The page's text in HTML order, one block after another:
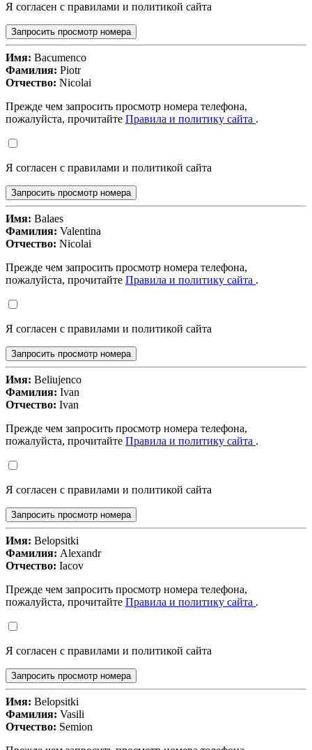
Я согласен с правилами и политикой сайта
Запросить просмотр номера
Имя: Bacumenco
Фамилия: Piotr
Отчество: Nicolai
Прежде чем запросить просмотр номера телефона,
пожалуйста, прочитайте Правила и политику сайта .
Я согласен с правилами и политикой сайта
Запросить просмотр номера
Имя: Balaes
Фамилия: Valentina
Отчество: Nicolai
Прежде чем запросить просмотр номера телефона,
пожалуйста, прочитайте Правила и политику сайта .
Я согласен с правилами и политикой сайта
Запросить просмотр номера
Имя: Beliujenco
Фамилия: Ivan
Отчество: Ivan
Прежде чем запросить просмотр номера телефона,
пожалуйста, прочитайте Правила и политику сайта .
Я согласен с правилами и политикой сайта
Запросить просмотр номера
Имя: Belopsitki
Фамилия: Alexandr
Отчество: Iacov
Прежде чем запросить просмотр номера телефона,
пожалуйста, прочитайте Правила и политику сайта .
Я согласен с правилами и политикой сайта
Запросить просмотр номера
Имя: Belopsitki
Фамилия: Vasili
Отчество: Semion